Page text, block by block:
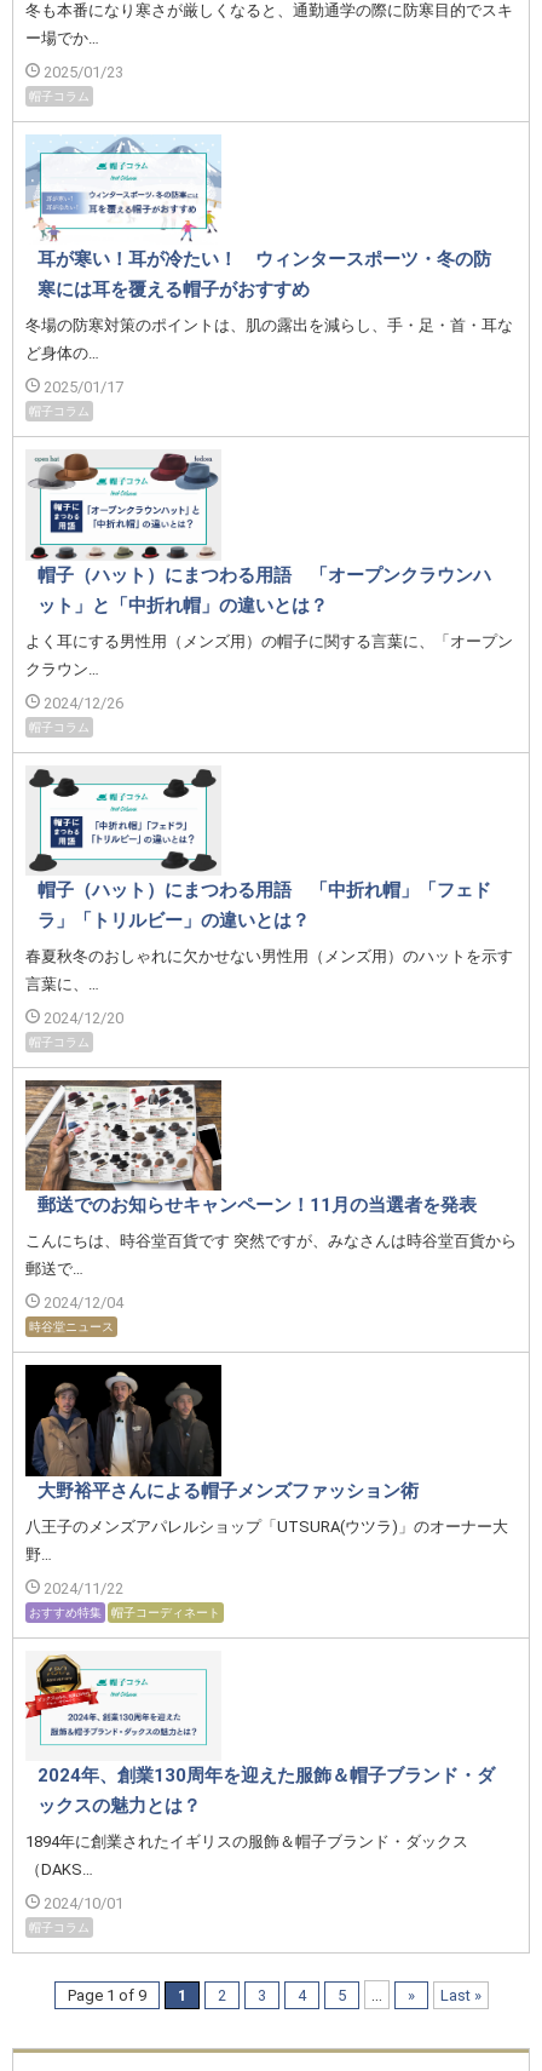
冬も本番になり寒さが厳しくなると、通勤通学の際に防寒目的でスキ
ー場でか…
2025/01/23
帽子コラム
耳が寒い！耳が冷たい！ ウィンタースポーツ・冬の防
寒には耳を覆える帽子がおすすめ
冬場の防寒対策のポイントは、肌の露出を減らし、手・足・首・耳な
ど身体の…
2025/01/17
帽子コラム
帽子（ハット）にまつわる用語 「オープンクラウンハ
ット」と「中折れ帽」の違いとは？
よく耳にする男性用（メンズ用）の帽子に関する言葉に、「オープン
クラウン…
2024/12/26
帽子コラム
帽子（ハット）にまつわる用語 「中折れ帽」「フェド
ラ」「トリルビー」の違いとは？
春夏秋冬のおしゃれに欠かせない男性用（メンズ用）のハットを示す
言葉に、…
2024/12/20
帽子コラム
郵送でのお知らせキャンペーン！11月の当選者を発表
こんにちは、時谷堂百貨です 突然ですが、みなさんは時谷堂百貨から
郵送で…
2024/12/04
時谷堂ニュース
大野裕平さんによる帽子メンズファッション術
八王子のメンズアパレルショップ「UTSURA(ウツラ)」のオーナー大
野…
2024/11/22
おすすめ特集 帽子コーディネート
2024年、創業130周年を迎えた服飾＆帽子ブランド・ダ
ックスの魅力とは？
1894年に創業されたイギリスの服飾＆帽子ブランド・ダックス
（DAKS…
2024/10/01
帽子コラム
Page 1 of 9 1 2 3 4 5 » Last »